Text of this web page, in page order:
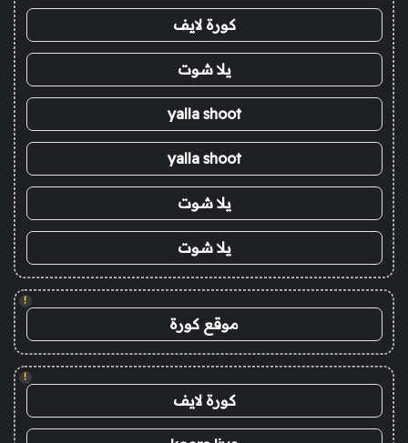
كورة لايف
يلا شوت
yalla shoot
yalla shoot
يلا شوت
يلا شوت
!
موقع كورة
!
كورة لايف